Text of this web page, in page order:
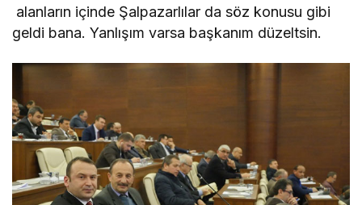
alanların içinde Şalpazarlılar da söz konusu gibi
geldi bana. Yanlışım varsa başkanım düzeltsin.